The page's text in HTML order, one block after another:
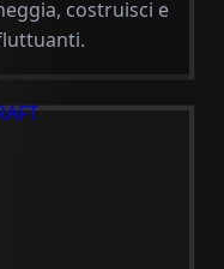
costruisci e